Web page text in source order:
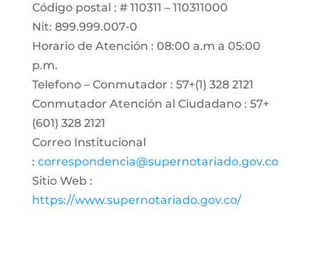
Código postal : # 110311 – 110311000
Nit: 899.999.007-0
Horario de Atención : 08:00 a.m a 05:00
p.m.
Telefono – Conmutador : 57+(1) 328 2121
Conmutador Atención al Ciudadano : 57+
(601) 328 2121
Correo Institucional
: correspondencia@supernotariado.gov.co
Sitio Web :
https://www.supernotariado.gov.co/